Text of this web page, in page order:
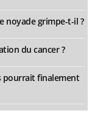
noyade grimpe-t-il ?
du cancer ?
pourrait finalement